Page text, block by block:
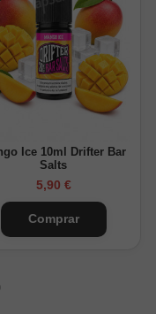
Ice 10ml Drifter Bar
Salts
5,90 €
Comprar